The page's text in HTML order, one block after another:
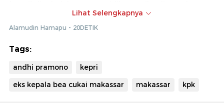
tersebut sekitar pukul 12.30 WIB.
Lihat Selengkapnya
Alamudin Hamapu - 20DETIK
Tags:
andhi pramono
kepri
eks kepala bea cukai makassar
makassar kpk